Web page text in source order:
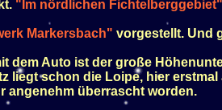
"Im nördlichen Fichtelberggebiet"
Markersbach" vorgestellt. Und
dem Auto ist der große
liegt schon die Loipe, hier
angenehm überrascht worden.